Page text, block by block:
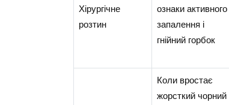
Хірургічне
розтин
ознаки активного
запалення і
гнійний горбок
Коли вростає
жорсткий чорний